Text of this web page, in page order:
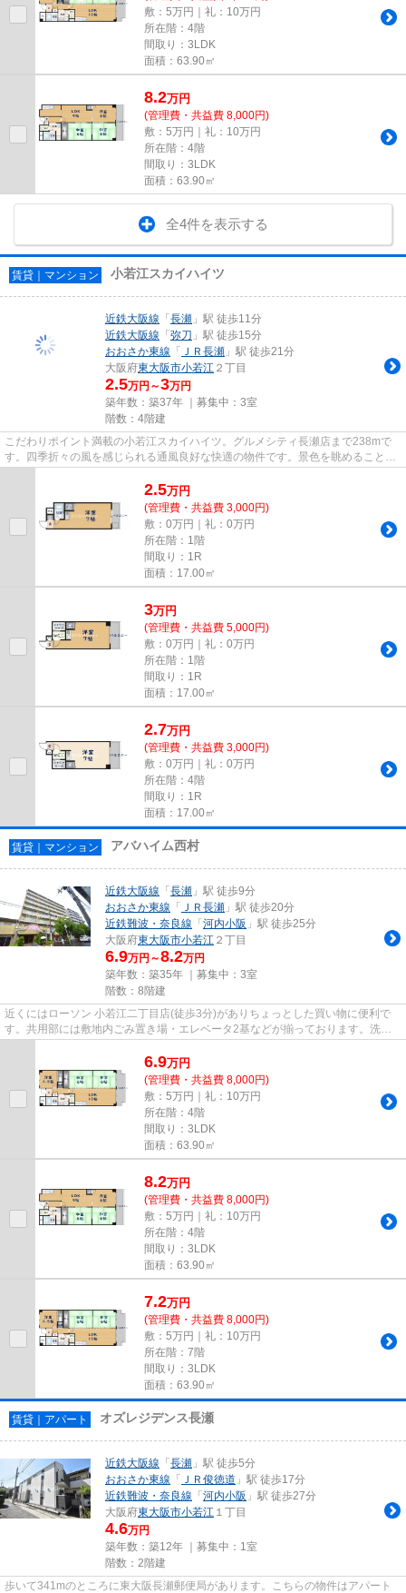
敷：5万円｜礼：10万円
所在階：4階
間取り：3LDK
面積：63.90㎡
8.2万円
(管理費・共益費 8,000円)
敷：5万円｜礼：10万円
所在階：4階
間取り：3LDK
面積：63.90㎡
全4件を表示する
賃貸｜マンション 小若江スカイハイツ
近鉄大阪線 「長瀬 」駅 徒歩11分
近鉄大阪線 「弥刀 」駅 徒歩15分
おおさか東線 「 ＪＲ長瀬 」駅 徒歩21分
大阪府東大阪市小若江 ２丁目
2.5万円～3万円
築年数：築37年 ｜募集中： 3室
階数：4階建
こだわりポイント満載の小若江スカイハイツ。グルメシティ長瀬店まで238mで
す。四季折々の風を感じられる通風良好な快適の物件です。景色を眺めることに
は心を癒す効果があり、視力低...
2.5万円
(管理費・共益費 3,000円)
敷：0万円｜礼：0万円
所在階：1階
間取り：1R
面積：17.00㎡
3万円
(管理費・共益費 5,000円)
敷：0万円｜礼：0万円
所在階：1階
間取り：1R
面積：17.00㎡
2.7万円
(管理費・共益費 3,000円)
敷：0万円｜礼：0万円
所在階：4階
間取り：1R
面積：17.00㎡
賃貸｜マンション アバハイム西村
近鉄大阪線 「長瀬 」駅 徒歩9分
おおさか東線 「 ＪＲ長瀬 」駅 徒歩20分
近鉄難波・奈良線 「河内小阪 」駅 徒歩25分
大阪府東大阪市小若江 ２丁目
6.9万円～8.2万円
築年数：築35年 ｜募集中： 3室
階数：8階建
近くにはローソン 小若江二丁目店(徒歩3分)がありちょっとした買い物に便利で
す。共用部には敷地内ごみ置き場・エレベータ2基などが揃っております。洗濯
物も自然乾燥ですぐ乾く通風良...
6.9万円
(管理費・共益費 8,000円)
敷：5万円｜礼：10万円
所在階：4階
間取り：3LDK
面積：63.90㎡
8.2万円
(管理費・共益費 8,000円)
敷：5万円｜礼：10万円
所在階：4階
間取り：3LDK
面積：63.90㎡
7.2万円
(管理費・共益費 8,000円)
敷：5万円｜礼：10万円
所在階：7階
間取り：3LDK
面積：63.90㎡
賃貸｜アパート オズレジデンス長瀬
近鉄大阪線 「長瀬 」駅 徒歩5分
おおさか東線 「 ＪＲ俊徳道 」駅 徒歩17分
近鉄難波・奈良線 「河内小阪 」駅 徒歩27分
大阪府東大阪市小若江 １丁目
4.6万円
築年数：築12年 ｜募集中： 1室
階数：2階建
歩いて341mのところに東大阪長瀬郵便局があります。こちらの物件はアパート